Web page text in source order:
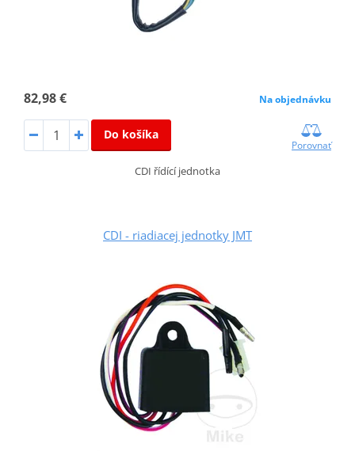
82,98 € Na objednávku
Do košíka
Porovnať
CDI řídící jednotka
CDI - riadiacej jednotky JMT